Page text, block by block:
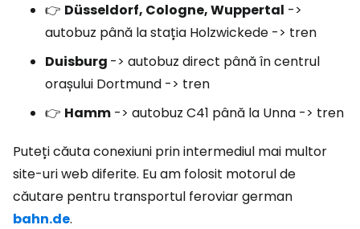
👉 Düsseldorf, Cologne, Wuppertal ->
autobuz până la stația Holzwickede -> tren
Duisburg -> autobuz direct până în centrul
orașului Dortmund -> tren
👉 Hamm -> autobuz C41 până la Unna -> tren
Puteți căuta conexiuni prin intermediul mai multor
site-uri web diferite. Eu am folosit motorul de
căutare pentru transportul feroviar german
bahn.de.